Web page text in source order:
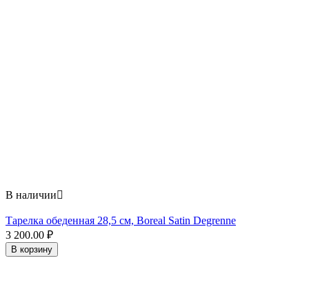
В наличии
Тарелка обеденная 28,5 см, Boreal Satin Degrenne
3 200.00 ₽
В корзину